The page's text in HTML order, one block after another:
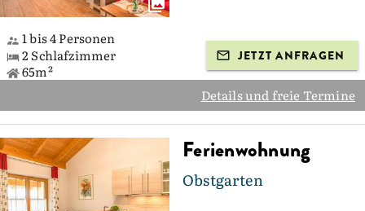
1 bis 4 Personen
2 Schlafzimmer
65m²
JETZT ANFRAGEN
Details und freie Termine
Ferienwohnung
Obstgarten